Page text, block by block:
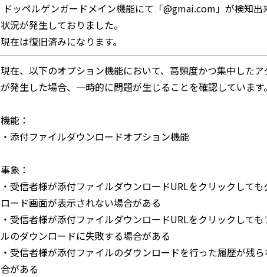
ドッペルゲンガードメイン機能にて「@gmai.com」が検知出
状況が発生しておりました。
現在は復旧済みになります。
現在、以下のオプション機能において、高頻度かつ集中したア
が発生した場合、一時的に問題が生じることを確認しています。
機能：
・添付ファイルダウンロードオプション機能
事象：
・受信者様が添付ファイルダウンロードURLをクリックしても
ロード画面が表示されない場合がある
・受信者様が添付ファイルダウンロードURLをクリックしても
ルのダウンロードに失敗する場合がある
・受信者様が添付ファイルのダウンロードを行った履歴が残
合がある